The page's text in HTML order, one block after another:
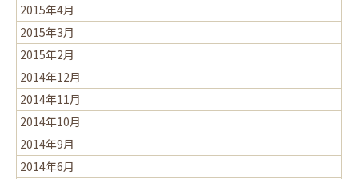
2015年4月
2015年3月
2015年2月
2014年12月
2014年11月
2014年10月
2014年9月
2014年6月